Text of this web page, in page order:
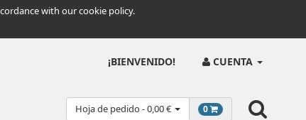
with our cookie policy.
CUENTA
¡BIENVENIDO!
Hoja de pedido - 0,00 € 0